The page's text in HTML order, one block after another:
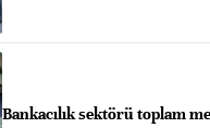
Bankacılık sektörü toplam